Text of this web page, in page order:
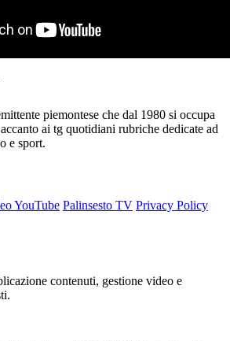
piemontese che dal 1980 si occupa
ai tg quotidiani rubriche dedicate ad
e sport.
YouTube Palinsesto TV Privacy Policy
contenuti, gestione video e